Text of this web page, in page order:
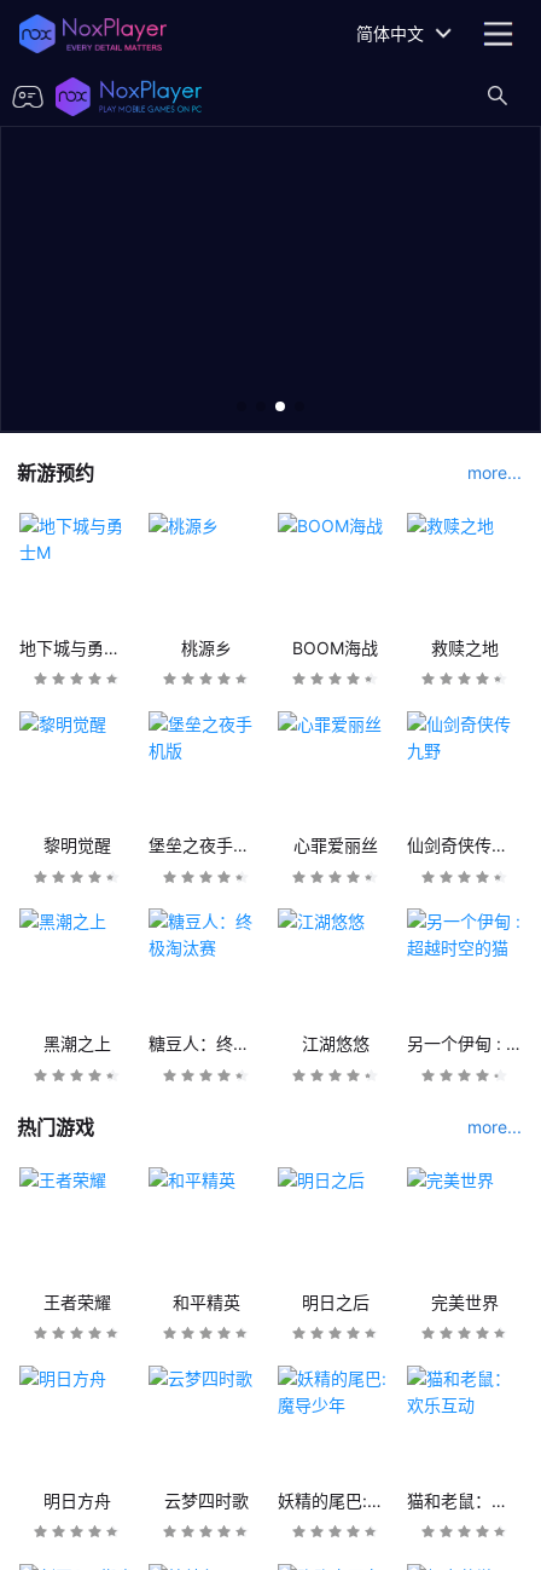
简体中文
新游预约 more...
地下城与勇士M 桃源乡 BOOM海战 救赎之地
黎明觉醒 堡垒之夜手机版 心罪爱丽丝 仙剑奇侠传九野
黑潮之上 糖豆人：终极淘汰赛 江湖悠悠 另一个伊甸 : 超越时空的猫
热门游戏 more...
王者荣耀 和平精英 明日之后 完美世界
明日方舟 云梦四时歌 妖精的尾巴:魔导少年 猫和老鼠：欢乐互动